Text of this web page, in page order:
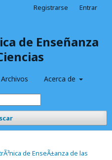
de Enseñanza
Archivos Acerca de
Registrarse Entrar
de EnseÃ±anza de las